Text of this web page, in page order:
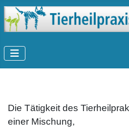
Die Tätigkeit des
einer Mischung,